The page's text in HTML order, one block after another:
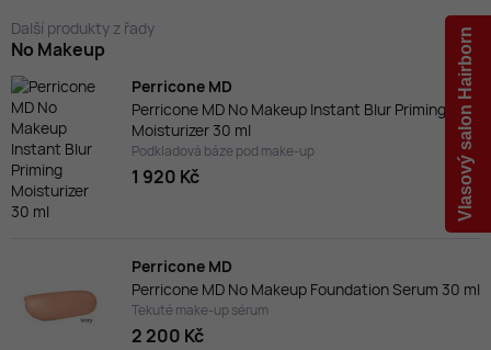
Další produkty z řady
No Makeup
Perricone MD
Perricone MD No Makeup Instant Blur Priming
Moisturizer 30 ml
Podkladová báze pod make-up
1 920 Kč
Perricone MD
Perricone MD No Makeup Foundation Serum 30 ml
Tekuté make-up sérum
2 200 Kč
Vlasový salon Hairborn